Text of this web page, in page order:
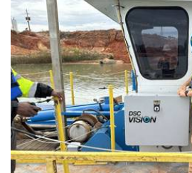
الأعشاب البحرية